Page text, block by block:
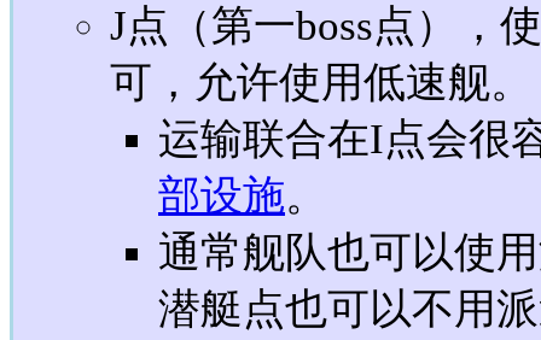
J点（第一boss点），
可，允许使用低速舰。
运输联合在I点会很
部设施。
通常舰队也可以使
潜艇点也可以不用